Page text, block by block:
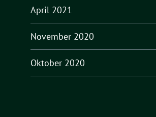
April 2021
November 2020
Oktober 2020